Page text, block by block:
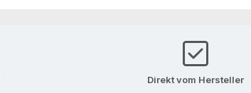
Direkt vom Hersteller